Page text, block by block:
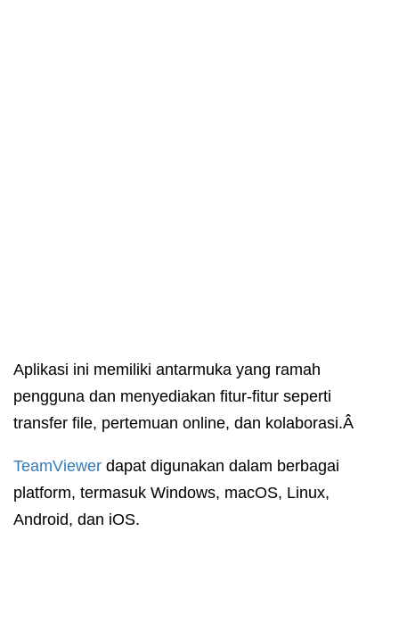
Aplikasi ini memiliki antarmuka yang ramah
pengguna dan menyediakan fitur-fitur seperti
transfer file, pertemuan online, dan kolaborasi.Â
TeamViewer dapat digunakan dalam berbagai
platform, termasuk Windows, macOS, Linux,
Android, dan iOS.